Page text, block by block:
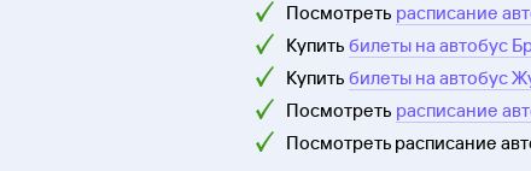
Посмотреть расписание
Купить билеты на автобус
Купить билеты на автобус
Посмотреть расписание
Посмотреть расписание